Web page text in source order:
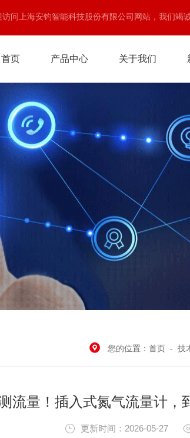
访问上海安钧智能科技股份有限公司网站，我们竭
首页 产品中心 关于我们
您的位置： 首页 - 技
流量！插入式氮气流量计，
更新时间：2026-05-27